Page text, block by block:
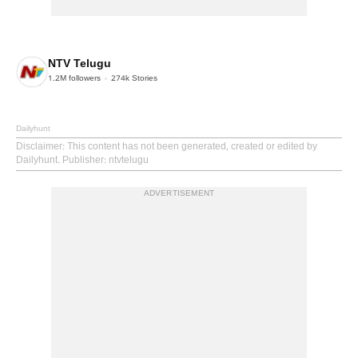
NTV Telugu
1.2M followers 274k Stories
Dailyhunt
Disclaimer: This content has not been generated, created or edited by
Dailyhunt. Publisher: ntvtelugu
ADVERTISEMENT